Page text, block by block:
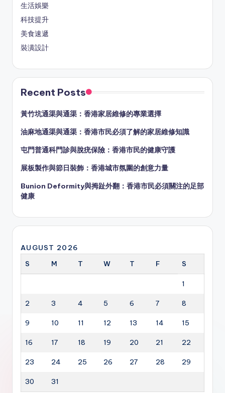
生活娛樂
科技提升
美食速遞
裝潢設計
Recent Posts
黃竹坑通渠與通渠：香港家居維修的專業選擇
油麻地通渠與通渠：香港市民必須了解的家居維修知識
屯門普通科門診與脫疣保險：香港市民的健康守護
展板製作與節日裝飾：香港城市氛圍的創意力量
Bunion Deformity與拇趾外翻：香港市民必須關注的足部
健康
AUGUST 2026
S
M T W T F S
1
2 3 4 5 6 7 8
9 10 11 12 13 14 15
16 17 18 19 20 21 22
23 24 25 26 27 28 29
30 31